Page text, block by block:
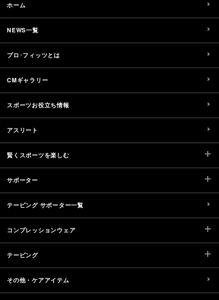
ホーム
NEWS一覧
プロ･フィッツとは
CMギャラリー
スポーツお役立ち情報
アスリート
賢くスポーツを楽しむ
サポーター
テーピング サポーター一覧
コンプレッションウェア
テーピング
その他・ケアアイテム